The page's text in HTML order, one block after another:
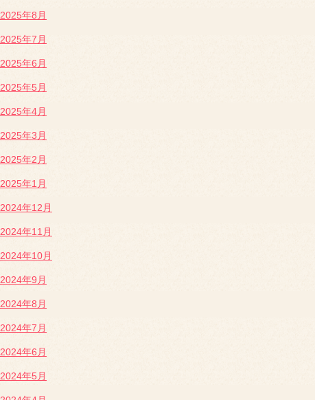
2025年8月
2025年7月
2025年6月
2025年5月
2025年4月
2025年3月
2025年2月
2025年1月
2024年12月
2024年11月
2024年10月
2024年9月
2024年8月
2024年7月
2024年6月
2024年5月